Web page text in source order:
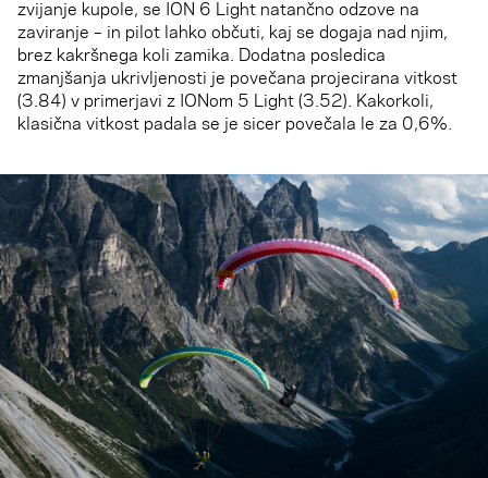
zvijanje kupole, se ION 6 Light natančno odzove na
zaviranje – in pilot lahko občuti, kaj se dogaja nad njim,
brez kakršnega koli zamika. Dodatna posledica
zmanjšanja ukrivljenosti je povečana projecirana vitkost
(3.84) v primerjavi z IONom 5 Light (3.52). Kakorkoli,
klasična vitkost padala se je sicer povečala le za 0,6%.